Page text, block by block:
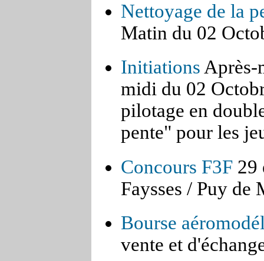
Nettoyage de la
Matin du 02
InitiationsAprès-
midi du 02
pilotage en
pente" pour les
Concours F3F 29
Faysses / Puy de
Bourse
vente et